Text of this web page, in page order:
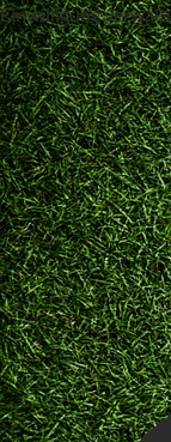
Einwilligung